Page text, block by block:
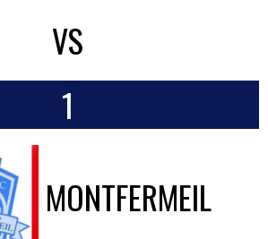
VS
1
MONTFERMEIL